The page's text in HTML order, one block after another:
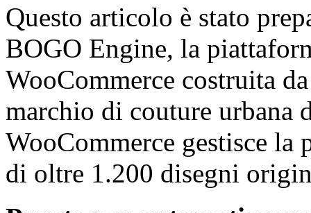
Questo articolo è stato
BOGO Engine, la
WooCommerce costruita
marchio di couture urbana
WooCommerce gestisce la
di oltre 1.200 disegni